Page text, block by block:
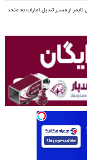
از مسیر تبدیل امارات به متحد